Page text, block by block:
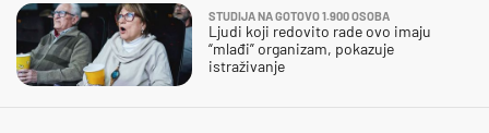
STUDIJA NA GOTOVO 1.900 OSOBA
Ljudi koji redovito rade ovo imaju
“mlađi” organizam, pokazuje
istraživanje